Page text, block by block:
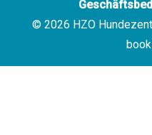
© 2026 HZO